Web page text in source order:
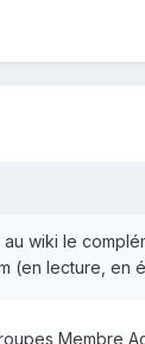
wiki le
(en lecture, en
Membre